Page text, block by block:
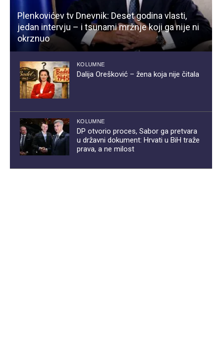
Plenkovićev tv Dnevnik: Deset godina vlasti,
jedan intervju – i tsunami mržnje koji ga nije ni
okrznuo
KOLUMNE
Dalija Orešković – žena koja nije čitala
KOLUMNE
DP otvorio proces, Sabor ga pretvara
u državni dokument: Hrvati u BiH traže
prava, a ne milost